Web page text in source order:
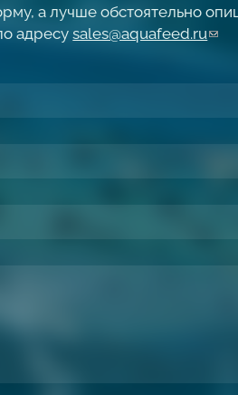
а лучше обстоятельно
адресуsales@aquafeed.ru